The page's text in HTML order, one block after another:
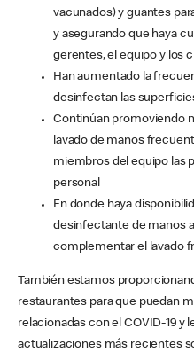
vacunados) y guantes
y asegurando que haya
gerentes, el equipo y los
Han aumentado la
desinfectan las
Continúan promoviendo
lavado de manos
miembros del equipo las
personal
En donde haya
desinfectante de manos
complementar el lavado
También estamos
restaurantes para que puedan
relacionadas con el COVID-19
actualizaciones más recientes